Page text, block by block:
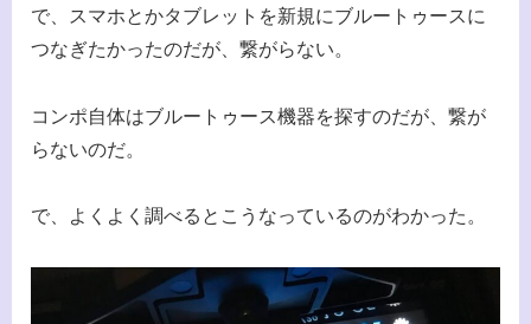
で、スマホとかタブレットを新規にブルートゥースに
つなぎたかったのだが、繋がらない。
コンポ自体はブルートゥース機器を探すのだが、繋が
らないのだ。
で、よくよく調べるとこうなっているのがわかった。